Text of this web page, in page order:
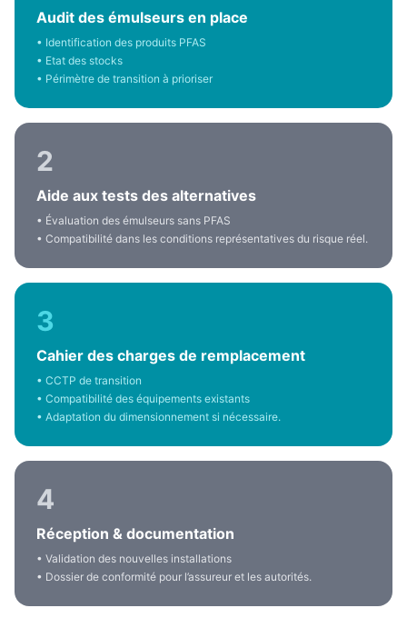
Audit des émulseurs en place
• Identification des produits PFAS
• Etat des stocks
• Périmètre de transition à prioriser
2
Aide aux tests des alternatives
• Évaluation des émulseurs sans PFAS
• Compatibilité dans les conditions représentatives du risque réel.
3
Cahier des charges de remplacement
• CCTP de transition
• Compatibilité des équipements existants
• Adaptation du dimensionnement si nécessaire.
4
Réception & documentation
• Validation des nouvelles installations
• Dossier de conformité pour l’assureur et les autorités.